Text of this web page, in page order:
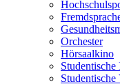
Orchester
Hörsaalkino
Studentische